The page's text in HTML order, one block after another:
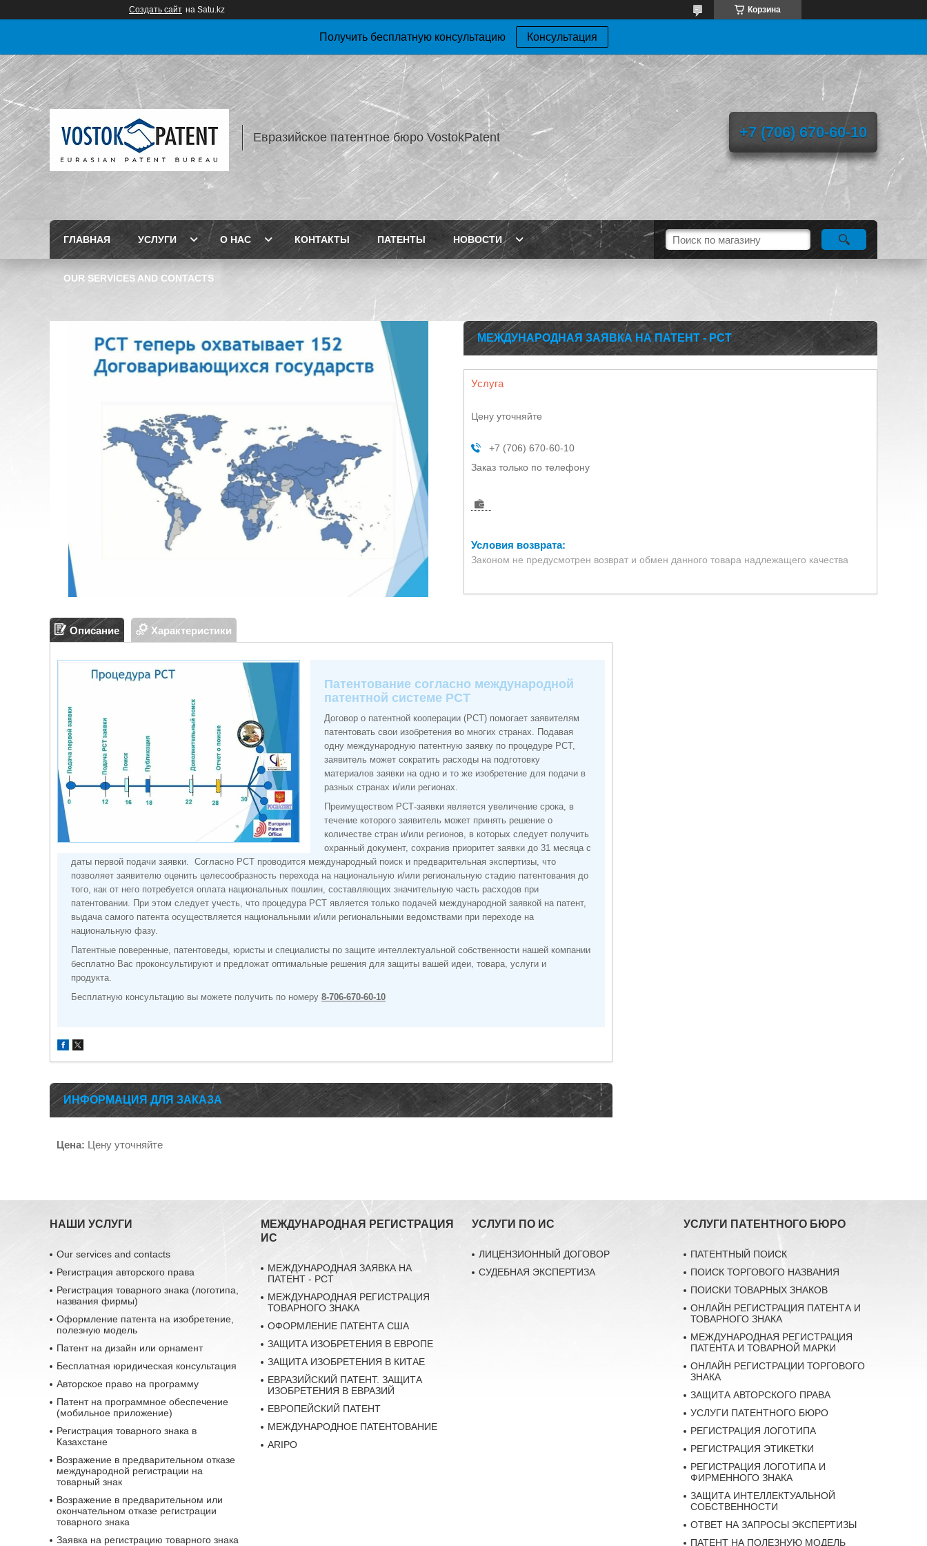
Создать сайт на Satu.kz Корзина
Получить бесплатную консультацию Консультация
Евразийское патентное бюро VostokPatent +7 (706) 670-60-10
ГЛАВНАЯ УСЛУГИ О НАС КОНТАКТЫ ПАТЕНТЫ НОВОСТИ
OUR SERVICES AND CONTACTS
МЕЖДУНАРОДНАЯ ЗАЯВКА НА ПАТЕНТ - РСТ
Услуга
Цену уточняйте
+7 (706) 670-60-10
Заказ только по телефону
Законом не предусмотрен возврат и обмен данного товара надлежащего качества
Описание Характеристики
Патентование согласно международной
патентной системе РСТ
Договор о патентной кооперации (РСТ) помогает заявителям
патентовать свои изобретения во многих странах. Подавая
одну международную патентную заявку по процедуре РСТ,
заявитель может сократить расходы на подготовку
материалов заявки на одно и то же изобретение для подачи в
разных странах и/или регионах.
Преимуществом РСТ-заявки является увеличение срока, в
течение которого заявитель может принять решение о
количестве стран и/или регионов, в которых следует получить
охранный документ, сохранив приоритет заявки до 31 месяца с
даты первой подачи заявки. Согласно РСТ проводится международный поиск и предварительная экспертизы, что
позволяет заявителю оценить целесообразность перехода на национальную и/или региональную стадию патентования до
того, как от него потребуется оплата национальных пошлин, составляющих значительную часть расходов при
патентовании. При этом следует учесть, что процедура РСТ является только подачей международной заявкой на патент,
выдача самого патента осуществляется национальными и/или региональными ведомствами при переходе на
национальную фазу.
Патентные поверенные, патентоведы, юристы и специалисты по защите интеллектуальной собственности нашей компании
бесплатно Вас проконсультируют и предложат оптимальные решения для защиты вашей идеи, товара, услуги и
продукта.
Бесплатную консультацию вы можете получить по номеру 8-706-670-60-10
ИНФОРМАЦИЯ ДЛЯ ЗАКАЗА
Цена: Цену уточняйте
НАШИ УСЛУГИ
Our services and contacts
Регистрация авторского права
Регистрация товарного знака (логотипа,
названия фирмы)
Оформление патента на изобретение,
полезную модель
Патент на дизайн или орнамент
Бесплатная юридическая консультация
Авторское право на программу
Патент на программное обеспечение
(мобильное приложение)
Регистрация товарного знака в
Казахстане
Возражение в предварительном отказе
международной регистрации на
товарный знак
Возражение в предварительном или
окончательном отказе регистрации
товарного знака
Заявка на регистрацию товарного знака
МЕЖДУНАРОДНАЯ РЕГИСТРАЦИЯ
ИС
МЕЖДУНАРОДНАЯ ЗАЯВКА НА
ПАТЕНТ - РСТ
МЕЖДУНАРОДНАЯ РЕГИСТРАЦИЯ
ТОВАРНОГО ЗНАКА
ОФОРМЛЕНИЕ ПАТЕНТА США
ЗАЩИТА ИЗОБРЕТЕНИЯ В ЕВРОПЕ
ЗАЩИТА ИЗОБРЕТЕНИЯ В КИТАЕ
ЕВРАЗИЙСКИЙ ПАТЕНТ. ЗАЩИТА
ИЗОБРЕТЕНИЯ В ЕВРАЗИЙ
ЕВРОПЕЙСКИЙ ПАТЕНТ
МЕЖДУНАРОДНОЕ ПАТЕНТОВАНИЕ
ARIPO
УСЛУГИ ПО ИС
ЛИЦЕНЗИОННЫЙ ДОГОВОР
СУДЕБНАЯ ЭКСПЕРТИЗА
УСЛУГИ ПАТЕНТНОГО БЮРО
ПАТЕНТНЫЙ ПОИСК
ПОИСК ТОРГОВОГО НАЗВАНИЯ
ПОИСКИ ТОВАРНЫХ ЗНАКОВ
ОНЛАЙН РЕГИСТРАЦИЯ ПАТЕНТА И
ТОВАРНОГО ЗНАКА
МЕЖДУНАРОДНАЯ РЕГИСТРАЦИЯ
ПАТЕНТА И ТОВАРНОЙ МАРКИ
ОНЛАЙН РЕГИСТРАЦИИ ТОРГОВОГО
ЗНАКА
ЗАЩИТА АВТОРСКОГО ПРАВА
УСЛУГИ ПАТЕНТНОГО БЮРО
РЕГИСТРАЦИЯ ЛОГОТИПА
РЕГИСТРАЦИЯ ЭТИКЕТКИ
РЕГИСТРАЦИЯ ЛОГОТИПА И
ФИРМЕННОГО ЗНАКА
ЗАЩИТА ИНТЕЛЛЕКТУАЛЬНОЙ
СОБСТВЕННОСТИ
ОТВЕТ НА ЗАПРОСЫ ЭКСПЕРТИЗЫ
ПАТЕНТ НА ПОЛЕЗНУЮ МОДЕЛЬ